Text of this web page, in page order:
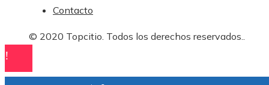
Contacto
© 2020 Topcitio. Todos los derechos reservados..